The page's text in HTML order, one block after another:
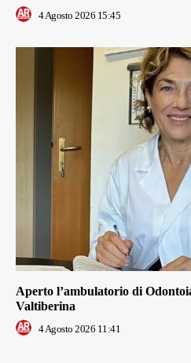
4 Agosto 2026 15:45
Aperto l’ambulatorio di
Valtiberina
4 Agosto 2026 11:41